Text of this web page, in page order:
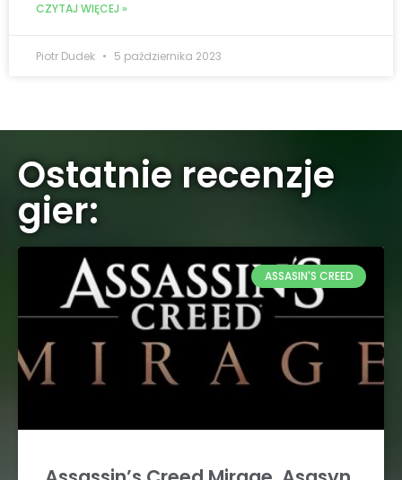
CZYTAJ WIĘCEJ »
Piotr Dudek 5 października 2023
Ostatnie recenzje
gier:
ASSASIN'S CREED